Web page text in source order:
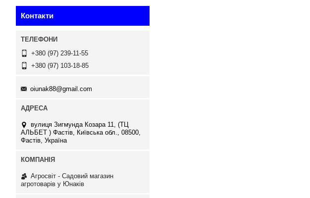
Контакти
+380 (97) 239-11-55
+380 (97) 103-18-85
oiunak88@gmail.com
вулиця Зигмунда Козара 11, (ТЦ
АЛЬБЕТ ) Фастів, Київська обл., 08500,
Фастів, Україна
Агросвіт - Садовий магазин
агротоварів у Юнаків